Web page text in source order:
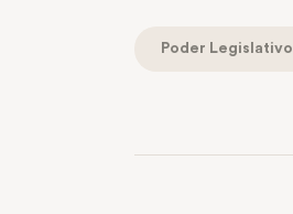
Poder Legislativo